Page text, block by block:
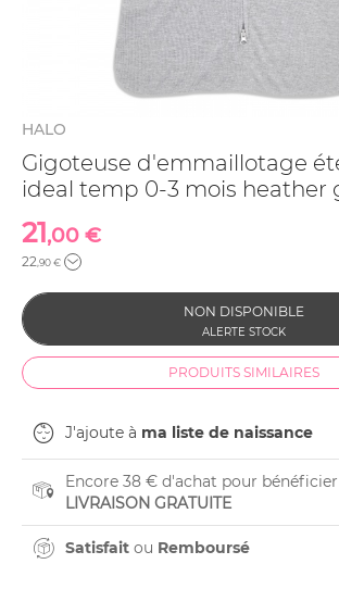
HALO
Gigoteuse d'emmaillotage
ideal temp 0-3 mois heather
21,00 €
22,90 €
PRODUITS SIMILAIRES
J'ajoute à ma liste de naissance
Encore 38 € d'achat pour
LIVRAISON GRATUITE
Satisfait ou Remboursé